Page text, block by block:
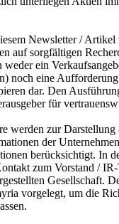
Newsletter / Artikel
auf sorgfältigen
weder ein
noch eine
dar. Den
für
werden zur
der
berücksichtigt. In
zum Vorstand /
Gesellschaft.
vorgelegt, um die